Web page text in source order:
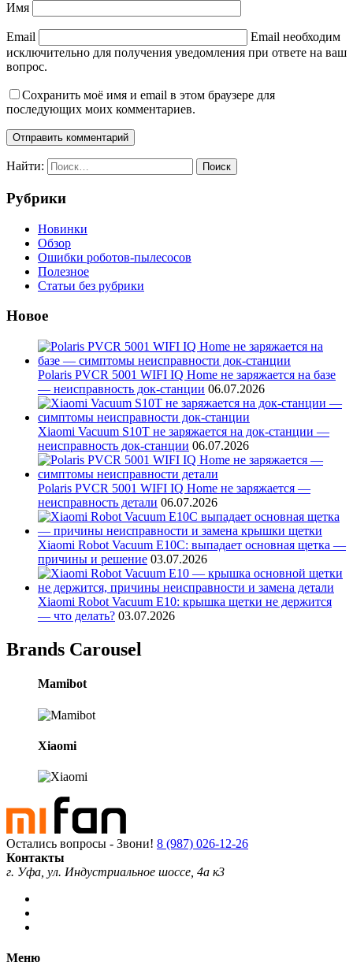
Имя
Email
Email необходим
исключительно для получения уведомления при ответе на ваш
вопрос.
Сохранить моё имя и email в этом браузере для
последующих моих комментариев.
Найти:
Рубрики
Новинки
Обзор
Ошибки роботов-пылесосов
Полезное
Статьи без рубрики
Новое
Polaris PVCR 5001 WIFI IQ Home не заряжается на базе
— неисправность док-станции 06.07.2026
Xiaomi Vacuum S10T не заряжается на док-станции —
неисправность док-станции 06.07.2026
Polaris PVCR 5001 WIFI IQ Home не заряжается —
неисправность детали 06.07.2026
Xiaomi Robot Vacuum E10C: выпадает основная щетка —
причины и решение 03.07.2026
Xiaomi Robot Vacuum E10: крышка щетки не держится
— что делать? 03.07.2026
Brands Carousel
Mamibot
Xiaomi
Остались вопросы - Звони! 8 (987) 026-12-26
Контакты
г. Уфа, ул. Индустриальное шоссе, 4а к3
Меню